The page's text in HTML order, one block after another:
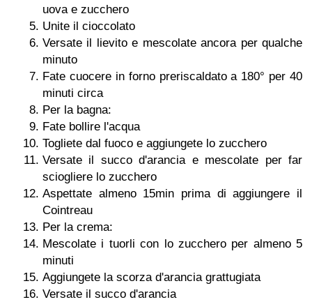
uova e zucchero
Unite il cioccolato
Versate il lievito e mescolate ancora per qualche
minuto
Fate cuocere in forno preriscaldato a 180° per 40
minuti circa
Per la bagna:
Fate bollire l'acqua
Togliete dal fuoco e aggiungete lo zucchero
Versate il succo d'arancia e mescolate per far
sciogliere lo zucchero
Aspettate almeno 15min prima di aggiungere il
Cointreau
Per la crema:
Mescolate i tuorli con lo zucchero per almeno 5
minuti
Aggiungete la scorza d'arancia grattugiata
Versate il succo d'arancia